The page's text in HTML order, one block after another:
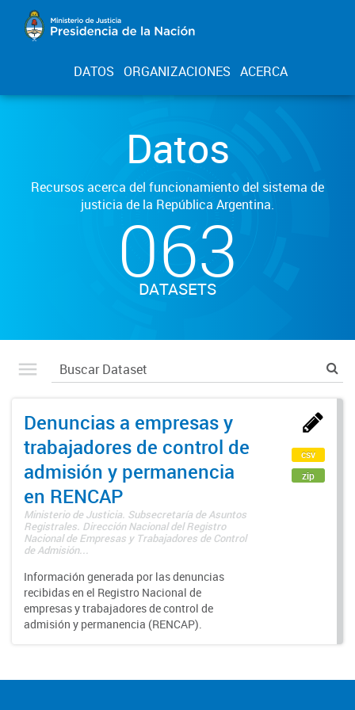
DATOS ORGANIZACIONES ACERCA
Datos
Recursos acerca del funcionamiento del sistema de
justicia de la República Argentina.
063
DATASETS
Denuncias a empresas y
trabajadores de control de
admisión y permanencia
en RENCAP
Ministerio de Justicia. Subsecretaría de Asuntos
Registrales. Dirección Nacional del Registro
Nacional de Empresas y Trabajadores de Control
de Admisión...
Información generada por las denuncias
recibidas en el Registro Nacional de
empresas y trabajadores de control de
admisión y permanencia (RENCAP).
csv
zip